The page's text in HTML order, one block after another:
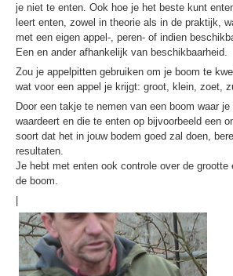
je niet te enten. Ook hoe je het beste kunt
leert enten, zowel in theorie als in de praktijk,
met een eigen appel-, peren- of indien
Een en ander afhankelijk van beschikbaarheid.
Zou je appelpitten gebruiken om je boom te
wat voor een appel je krijgt: groot, klein, zoet,
Door een takje te nemen van een boom waar
waardeert en die te enten op bijvoorbeeld een
soort dat het in jouw bodem goed zal doen,
resultaten.
Je hebt met enten ook controle over de grootte
de boom.